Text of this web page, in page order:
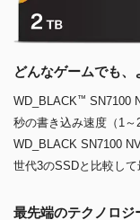
どんなゲームでも、
WD_BLACK™ SN7100
秒の書き込み速度（1
WD_BLACK SN7100
世代3のSSDと比較して
最先端のテクノロジ